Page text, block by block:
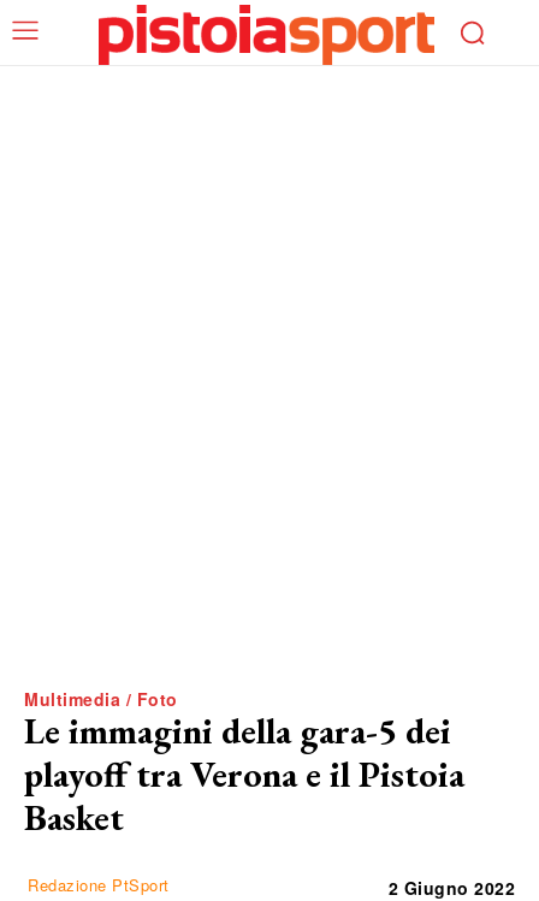
Multimedia / Foto
Le immagini della gara-5 dei
playoff tra Verona e il Pistoia
Basket
Redazione PtSport 2 Giugno 2022